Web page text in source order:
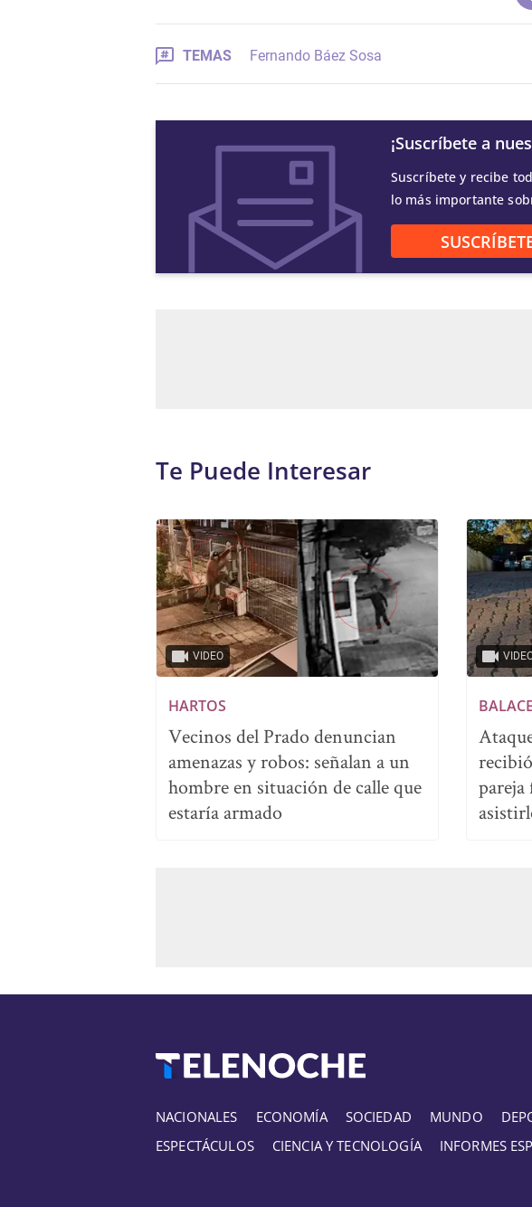
TEMAS Fernando Báez Sosa
¡Suscríbete a
Suscríbete y recibe
lo más importante
Te Puede Interesar
VIDEO
HARTOS
Vecinos del Prado denuncian
amenazas y robos: señalan a un
hombre en situación de calle que
estaría armado
pareja
NACIONALES ECONOMÍA SOCIEDAD MUNDO
ESPECTÁCULOS
CIENCIA Y TECNOLOGÍA INFORMES